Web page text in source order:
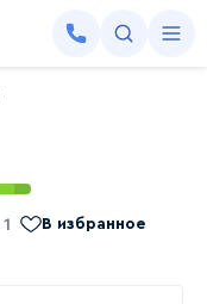
1 В избранное